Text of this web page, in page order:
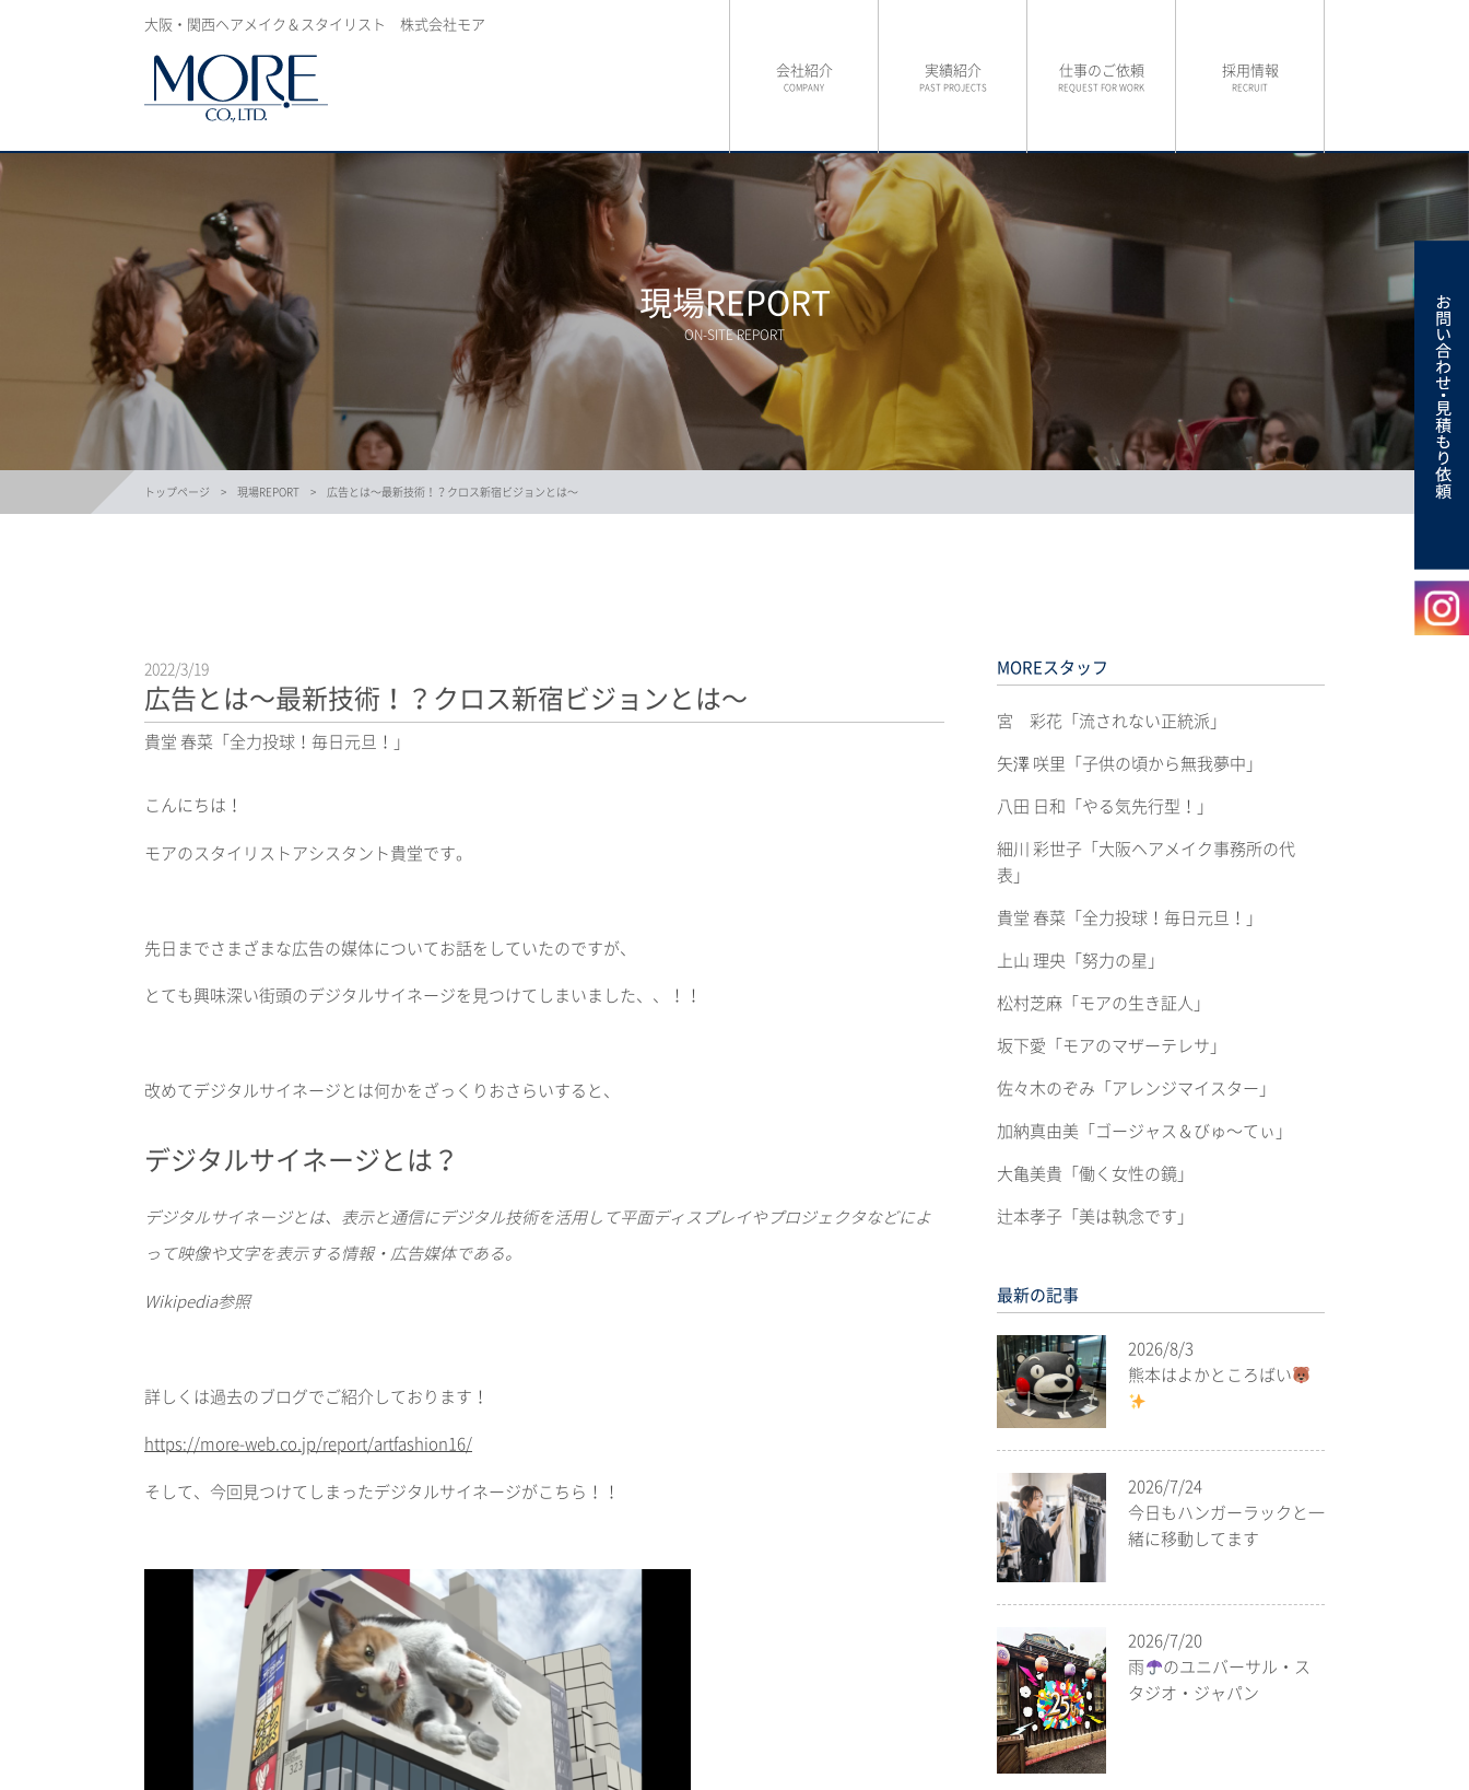
大阪・関西ヘアメイク＆スタイリスト 株式会社モア
会社紹介
COMPANY
実績紹介
PAST PROJECTS
仕事のご依頼
REQUEST FOR WORK
採用情報
RECRUIT
現場REPORT
ON-SITE REPORT
トップページ 現場REPORT 広告とは〜最新技術！？クロス新宿ビジョンとは〜
2022/3/19
広告とは〜最新技術！？クロス新宿ビジョンとは〜
貴堂 春菜「全力投球！毎日元旦！」
‏こんにちは！
モアのスタイリストアシスタント貴堂です。
先日までさまざまな広告の媒体についてお話をしていたのですが、
とても興味深い街頭のデジタルサイネージを見つけてしまいました、、！！
改めてデジタルサイネージとは何かをざっくりおさらいすると、
デジタルサイネージとは？
デジタルサイネージとは、表示と通信にデジタル技術を活用して平面ディスプレイやプロジェクタなどによ
って映像や文字を表示する情報・広告媒体である。
Wikipedia参照
詳しくは過去のブログでご紹介しております！
https://more-web.co.jp/report/artfashion16/
そして、今回見つけてしまったデジタルサイネージがこちら！！
MOREスタッフ
宮 彩花「流されない正統派」
矢澤 咲里「子供の頃から無我夢中」
八田 日和「やる気先行型！」
細川 彩世子「大阪ヘアメイク事務所の代
表」
貴堂 春菜「全力投球！毎日元旦！」
上山 理央「努力の星」
松村芝麻「モアの生き証人」
坂下愛「モアのマザーテレサ」
佐々木のぞみ「アレンジマイスター」
加納真由美「ゴージャス＆びゅ〜てぃ」
大亀美貴「働く女性の鏡」
辻本孝子「美は執念です」
最新の記事
2026/8/3
熊本はよかところばい
2026/7/24
今日もハンガーラックと一
緒に移動してます
2026/7/20
雨
のユニバーサル・ス
タジオ・ジャパン